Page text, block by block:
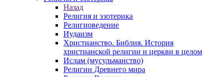
Назад
Религия и эзотерика
Религиоведение
Иудаизм
Христианство. Библия. История
христианской религии и церкви в целом
Ислам (мусульманство)
Религии Древнего мира